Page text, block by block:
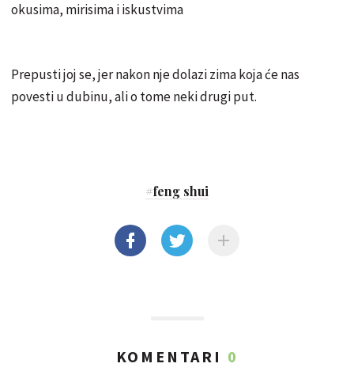
okusima, mirisima i iskustvima
Prepusti joj se, jer nakon nje dolazi zima koja će nas
povesti u dubinu, ali o tome neki drugi put.
#feng shui
KOMENTARI 0